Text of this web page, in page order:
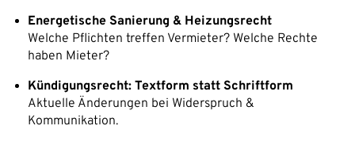
Energetische Sanierung & Heizungsrecht
Welche Pflichten treffen Vermieter? Welche Rechte
haben Mieter?
Kündigungsrecht: Textform statt Schriftform
Aktuelle Änderungen bei Widerspruch &
Kommunikation.